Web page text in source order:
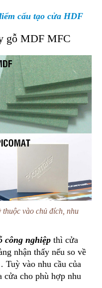
cấu tạo cửa HDF
gỗ MDF MFC
vào chủ đích, nhu
công nghiệp thì cửa
nhận thấy nếu so về
Tuỳ vào nhu cầu của
cửa cho phù hợp nhu